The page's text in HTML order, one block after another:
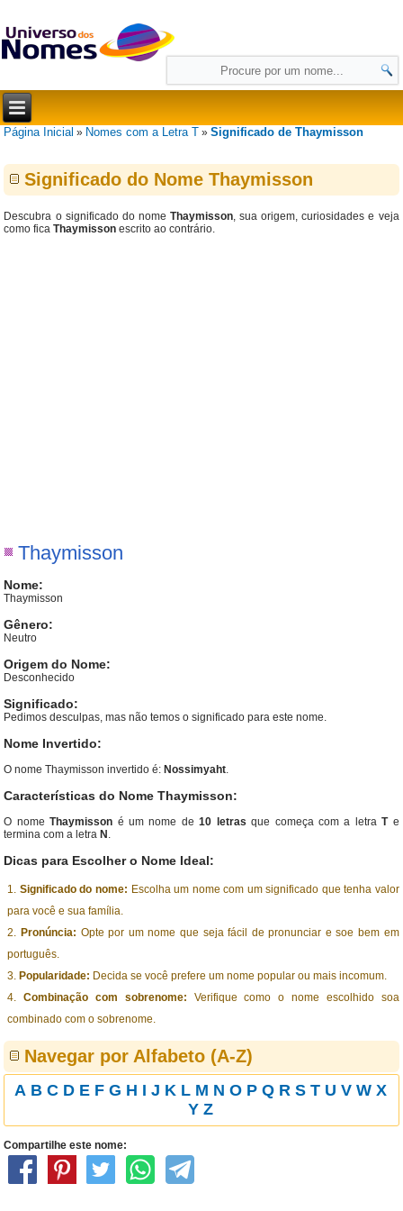
Página Inicial » Nomes com a Letra T »Significado de Thaymisson
Significado do Nome Thaymisson
Descubra o significado do nome Thaymisson, sua origem, curiosidades e veja
como ficaThaymisson escrito ao contrário.
Thaymisson
Nome:
Thaymisson
Gênero:
Neutro
Origem do Nome:
Desconhecido
Significado:
Pedimos desculpas, mas não temos o significado para este nome.
Nome Invertido:
O nome Thaymisson invertido é: Nossimyaht.
Características do Nome Thaymisson:
O nomeThaymisson é um nome de10 letras que começa com a letraTe
termina com a letra N .
Dicas para Escolher o Nome Ideal:
Significado do nome: Escolha um nome com um significado que tenha valor
para você e sua família.
Pronúncia: Opte por um nome que seja fácil de pronunciar e soe bem em
português.
Popularidade: Decida se você prefere um nome popular ou mais incomum.
Combinação com sobrenome: Verifique como o nome escolhido soa
combinado com o sobrenome.
Navegar por Alfabeto (A-Z)
A B C D E F G H I J K L M N O P Q R S T U V W X
Y Z
Compartilhe este nome: